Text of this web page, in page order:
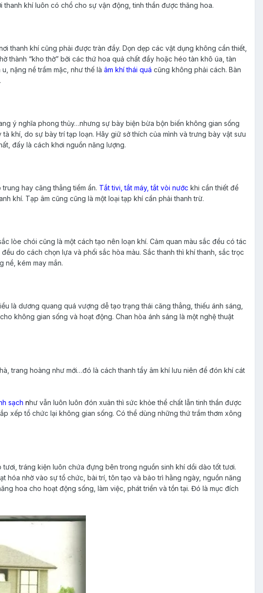
khí luôn có chổ cho sự vận động, tinh thần được thăng hoa.
thanh khí cũng phải được tràn đầy. Dọn dẹp các vật dụng không cần thiết,
thành “kho thờ” bởi các thứ hoa quả chất đầy hoặc héo tàn khô úa, tàn
nặng nề trầm mặc, như thế là âm khí thái quá cũng không phải cách. Bàn
ý nghĩa phong thủy…nhưng sự bày biện bừa bộn biến không gian sống
khí, do sự bày trí tạp loạn. Hãy giữ sở thích của mình và trưng bày vật sưu
đấy là cách khơi nguồn năng lượng.
hay căng thẳng tiềm ẩn. Tắt tivi, tắt máy, tắt vòi nước khi cần thiết để
khí. Tạp âm cũng cũng là một loại tạp khí cần phải thanh trừ.
lòe chói cũng là một cách tạo nên loạn khí. Cảm quan màu sắc đều có tác
do cách chọn lựa và phối sắc hòa màu. Sắc thanh thì khí thanh, sắc trọc
nề, kém may mắn.
là dương quang quá vượng dễ tạo trạng thái căng thẳng, thiếu ánh sáng,
không gian sống và hoạt động. Chan hòa ánh sáng là một nghệ thuật
trang hoàng như mới…đó là cách thanh tẩy âm khí lưu niên để đón khí cát
sạch như vẫn luôn luôn đón xuân thì sức khỏe thể chất lẫn tinh thần được
xếp tổ chức lại không gian sống. Có thể dùng những thứ trầm thơm xông
tráng kiện luôn chứa đựng bên trong nguồn sinh khí dồi dào tốt tươi.
hóa nhờ vào sự tổ chức, bài trí, tôn tạo và bảo trì hằng ngày, nguồn năng
hoa cho hoạt động sống, làm việc, phát triển và tồn tại. Đó là mục đích